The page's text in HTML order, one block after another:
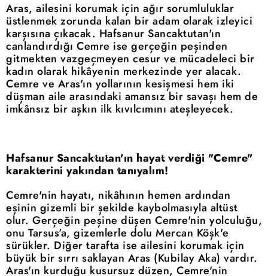
Aras, ailesini korumak için ağır sorumluluklar
üstlenmek zorunda kalan bir adam olarak izleyici
karşısına çıkacak. Hafsanur Sancaktutan'ın
canlandırdığı Cemre ise gerçeğin peşinden
gitmekten vazgeçmeyen cesur ve mücadeleci bir
kadın olarak hikâyenin merkezinde yer alacak.
Cemre ve Aras'ın yollarının kesişmesi hem iki
düşman aile arasındaki amansız bir savaşı hem de
imkânsız bir aşkın ilk kıvılcımını ateşleyecek.
Hafsanur Sancaktutan'ın hayat verdiği "Cemre"
karakterini yakından tanıyalım!
Cemre'nin hayatı, nikâhının hemen ardından
eşinin gizemli bir şekilde kaybolmasıyla altüst
olur. Gerçeğin peşine düşen Cemre'nin yolculuğu,
onu Tarsus'a, gizemlerle dolu Mercan Köşk'e
sürükler. Diğer tarafta ise ailesini korumak için
büyük bir sırrı saklayan Aras (Kubilay Aka) vardır.
Aras'ın kurduğu kusursuz düzen, Cemre'nin